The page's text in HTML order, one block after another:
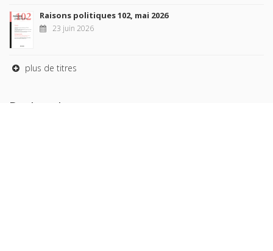
Raisons politiques 102, mai 2026
23 juin 2026
plus de titres
Rechercher